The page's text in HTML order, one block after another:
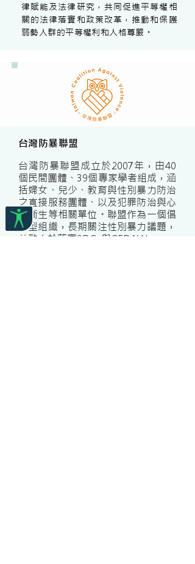
律賦能及法律研究，共同促進平等權相
關的法律落實和政策改革，推動和保護
弱勢人群的平等權利和人格尊嚴。
台灣防暴聯盟
台灣防暴聯盟成立於2007年，由40
個民間團體、39個專家學者組成，涵
括婦女、兒少、教育與性別暴力防治
之直接服務團體、以及犯罪防治與心
理衛生等相關單位。聯盟作為一個倡
議型組織，長期關注性別暴力議題，
並致力於落實SDGs與CEDAW。